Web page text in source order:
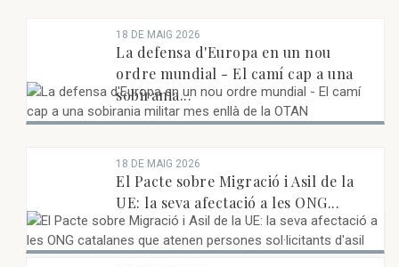
18 DE MAIG 2026
La defensa d'Europa en un nou
ordre mundial - El camí cap a una
sobirania...
18 DE MAIG 2026
El Pacte sobre Migració i Asil de la
UE: la seva afectació a les ONG...